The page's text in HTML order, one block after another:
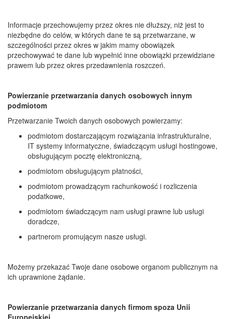
Informacje przechowujemy przez okres nie dłuższy, niż jest to
niezbędne do celów, w których dane te są przetwarzane, w
szczególności przez okres w jakim mamy obowiązek
przechowywać te dane lub wypełnić inne obowiązki przewidziane
prawem lub przez okres przedawnienia roszczeń.
Powierzanie przetwarzania danych osobowych innym
podmiotom
Przetwarzanie Twoich danych osobowych powierzamy:
podmiotom dostarczającym rozwiązania infrastrukturalne,
IT systemy informatyczne, świadczącym usługi hostingowe,
obsługującym pocztę elektroniczną,
podmiotom obsługującym płatności,
podmiotom prowadzącym rachunkowość i rozliczenia
podatkowe,
podmiotom świadczącym nam usługi prawne lub usługi
doradcze,
partnerom promującym nasze usługi.
Możemy przekazać Twoje dane osobowe organom publicznym na
ich uprawnione żądanie.
Powierzanie przetwarzania danych firmom spoza Unii
Europejskiej